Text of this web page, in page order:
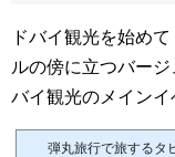
ドバイ観光を始め
ルの傍に立つバー
バイ観光のメインイ
弾丸旅行で旅するタ